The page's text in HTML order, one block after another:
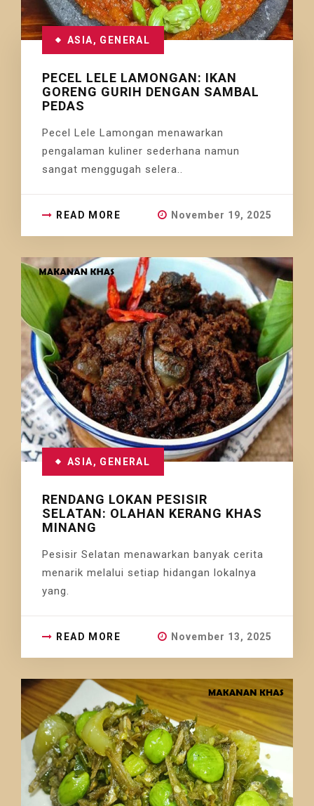
ASIA, GENERAL
PECEL LELE LAMONGAN: IKAN
GORENG GURIH DENGAN SAMBAL
PEDAS
Pecel Lele Lamongan menawarkan
pengalaman kuliner sederhana namun
sangat menggugah selera..
READ MORE November 19, 2025
ASIA, GENERAL
RENDANG LOKAN PESISIR
SELATAN: OLAHAN KERANG KHAS
MINANG
Pesisir Selatan menawarkan banyak cerita
menarik melalui setiap hidangan lokalnya
yang.
READ MORE November 13, 2025